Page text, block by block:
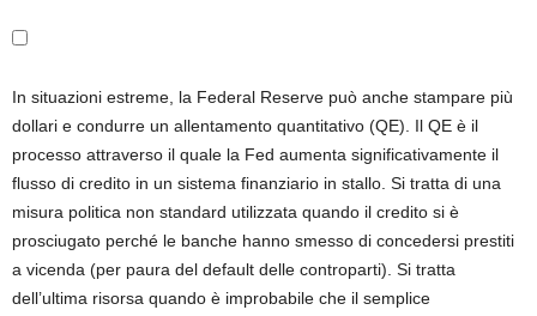
In situazioni estreme, la Federal Reserve può anche stampare più
dollari e condurre un allentamento quantitativo (QE). Il QE è il
processo attraverso il quale la Fed aumenta significativamente il
flusso di credito in un sistema finanziario in stallo. Si tratta di una
misura politica non standard utilizzata quando il credito si è
prosciugato perché le banche hanno smesso di concedersi prestiti
a vicenda (per paura del default delle controparti). Si tratta
dell’ultima risorsa quando è improbabile che il semplice